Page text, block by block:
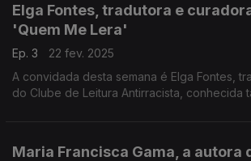
Elga Fontes, tradutora e
'Quem Me Lera'
Ep. 3
22 fev. 2025
A convidada desta semana é Elga Fontes,
do Clube de Leitura Antirracista, conhecida
Maria Francisca Gama, a autora